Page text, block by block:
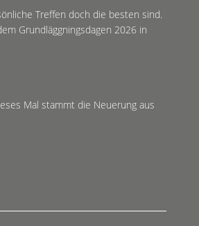
Treffen doch die besten sind.
Grundläggningsdagen 2026 in
Mal stammt die Neuerung aus